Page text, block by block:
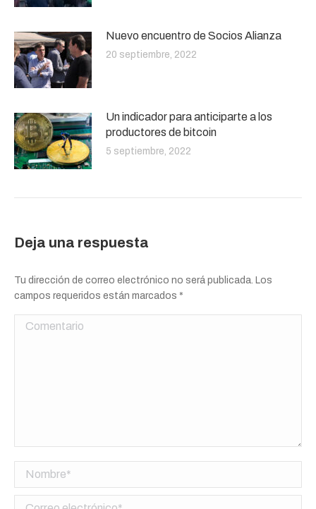
Nuevo encuentro de Socios Alianza
20 septiembre, 2022
Un indicador para anticiparte a los
productores de bitcoin
5 septiembre, 2022
Deja una respuesta
Tu dirección de correo electrónico no será publicada. Los
campos requeridos están marcados *
Comentario
Nombre *
Correo electrónico *